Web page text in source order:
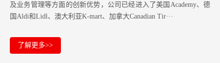
及业务管理等方面的创新优势，公司已经进入了美国Academy、德
国Aldi和Lidl、澳大利亚K-mart、加拿大Canadian Tir···
了解更多>>